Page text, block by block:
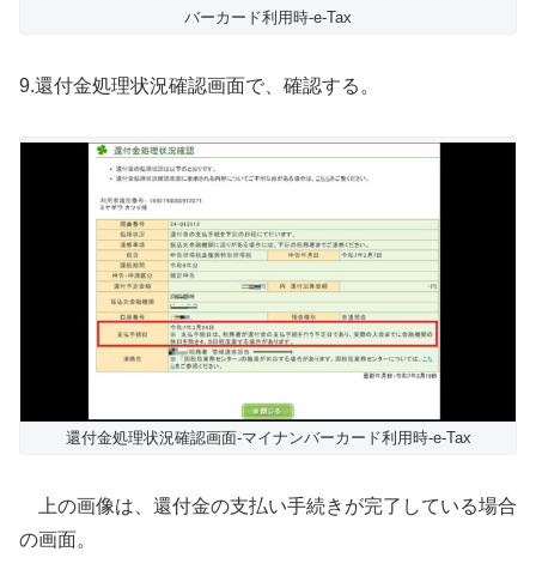
バーカード利用時-e-Tax
9.還付金処理状況確認画面で、確認する。
還付金処理状況確認画面-マイナンバーカード利用時-e-Tax
上の画像は、還付金の支払い手続きが完了している場合
の画面。